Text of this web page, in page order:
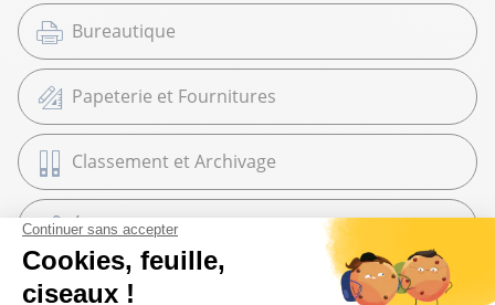
Bureautique
Papeterie et Fournitures
Classement et Archivage
Équipement et Commerce
High Tech